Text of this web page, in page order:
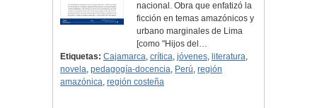
nacional. Obra que enfatizó la
ficción en temas amazónicos y
urbano marginales de Lima
[como "Hijos del…
Etiquetas: Cajamarca, crítica, jóvenes, literatura,
novela, pedagogía-docencia, Perú, región
amazónica, región costeña